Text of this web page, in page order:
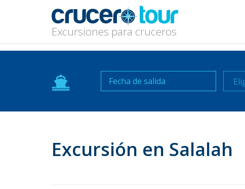
Excursiones para cruceros
Naviera
Excursión en Salalah